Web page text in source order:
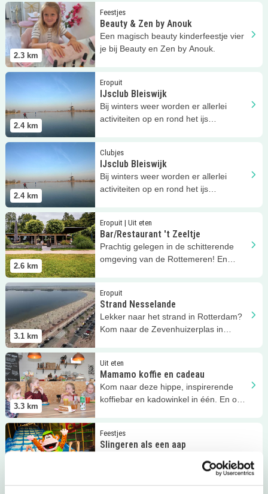
2.3 km
Feestjes
Beauty & Zen by Anouk
Een magisch beauty kinderfeestje vier
je bij Beauty en Zen by Anouk.
Lees meer Beauty &amp; Zen by Anouk
2.4 km
Eropuit
IJsclub Bleiswijk
Bij winters weer worden er allerlei
activiteiten op en rond het ijs
Lees meer IJsclub Bleiswijk
2.4 km
Clubjes
IJsclub Bleiswijk
Bij winters weer worden er allerlei
activiteiten op en rond het ijs
Lees meer IJsclub Bleiswijk
2.6 km
Eropuit | Uit eten
Bar/Restaurant 't Zeeltje
Prachtig gelegen in de schitterende
omgeving van de Rottemeren! En
Lees meer Bar/Restaurant 't Zeeltje
3.1 km
Eropuit
Strand Nesselande
Lekker naar het strand in Rotterdam?
Kom naar de Zevenhuizerplas in
Lees meer Strand Nesselande
3.3 km
Uit eten
Mamamo koffie en cadeau
Kom naar deze hippe, inspirerende
koffiebar en kadowinkel in één. En ook
Lees meer Mamamo koffie en cadeau
Feestjes
Slingeren als een aap
zeker een succes. Kom klimmen en
Lees meer Slingeren als een aap